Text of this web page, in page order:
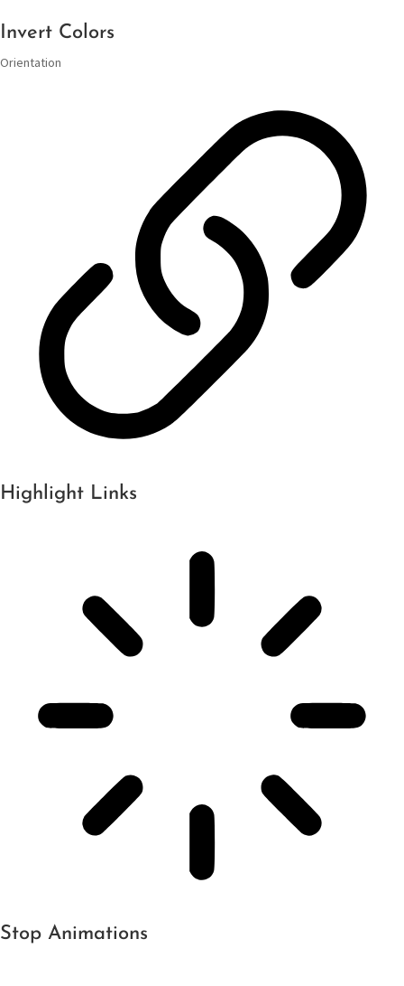
Invert Colors
Orientation
Highlight Links
Stop Animations